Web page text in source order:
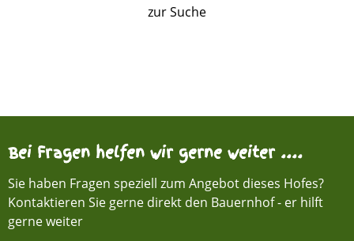
zur Suche
Bei Fragen helfen wir gerne weiter ....
Sie haben Fragen speziell zum Angebot dieses Hofes?
Kontaktieren Sie gerne direkt den Bauernhof - er hilft
gerne weiter